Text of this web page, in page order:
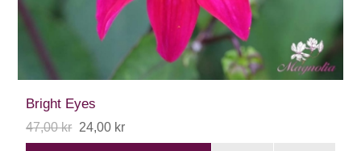
Bright Eyes
47,00 kr 24,00 kr